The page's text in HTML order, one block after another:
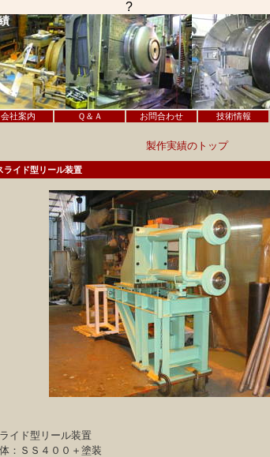
?
会社案内 Ｑ＆Ａ お問合わせ 技術情報
製作実績のトップ
ライド型リール装置
イド型リール装置
：ＳＳ４００＋塗装